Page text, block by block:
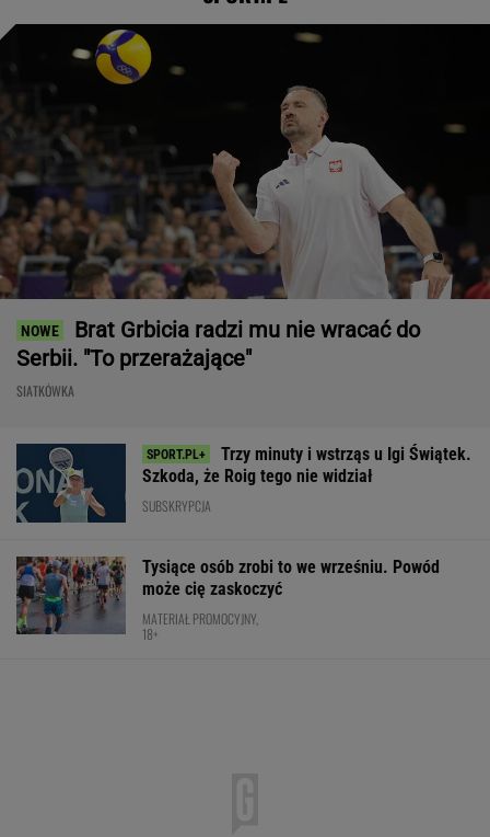
Brat Grbicia radzi mu nie wracać do
Serbii. "To przerażające"
SIATKÓWKA
Trzy minuty i wstrząs u Igi Świątek.
Szkoda, że Roig tego nie widział
SUBSKRYPCJA
Tysiące osób zrobi to we wrześniu. Powód
może cię zaskoczyć
MATERIAŁ PROMOCYJNY,
18+